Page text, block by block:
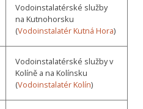
Vodoinstalatérské služby
na Kutnohorsku
(Vodoinstalatér Kutná Hora)
Vodoinstalatérské služby v
Kolíně a na Kolínsku
(Vodoinstalatér Kolín)